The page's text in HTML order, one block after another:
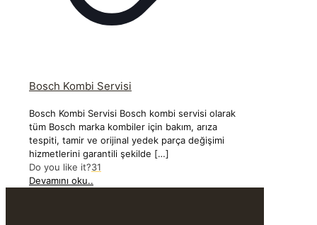
Bosch Kombi Servisi
Bosch Kombi Servisi Bosch kombi servisi olarak
tüm Bosch marka kombiler için bakım, arıza
tespiti, tamir ve orijinal yedek parça değişimi
hizmetlerini garantili şekilde […]
Do you like it?31
Devamını oku..